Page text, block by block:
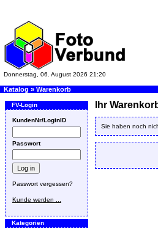
Donnerstag, 06. August 2026 21:20
Katalog » Warenkorb
FV-Login
KundenNr/LoginID
Passwort
Passwort vergessen?
Kunde werden ...
Kategorien
Ihr
Sie haben noch